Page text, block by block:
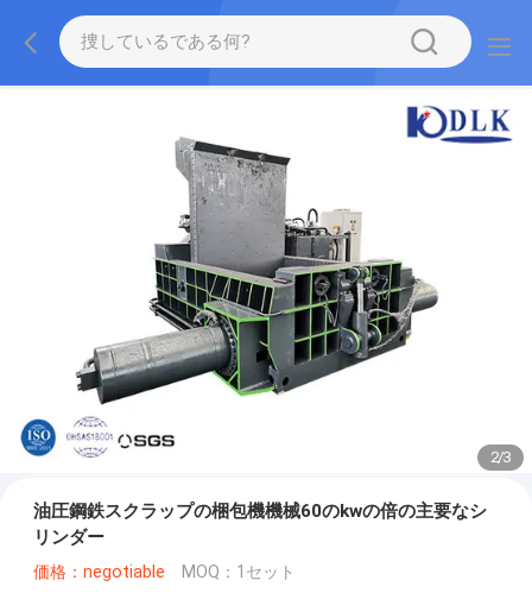
2/3
油圧鋼鉄スクラップの梱包機機械60のkwの倍の主要なシ
リンダー
価格：negotiable MOQ：1セット